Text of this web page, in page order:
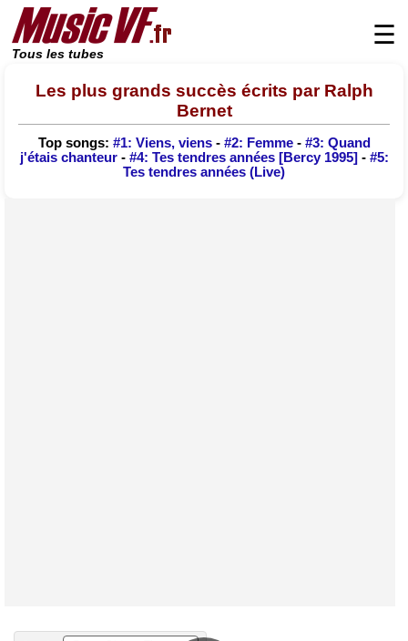
Tous les tubes
☰
Les plus grands succès écrits par Ralph
Bernet
Top songs: #1: Viens, viens- #2: Femme- #3: Quand
j'étais chanteur- #4: Tes tendres années [Bercy 1995] - #5:
Tes tendres années (Live)